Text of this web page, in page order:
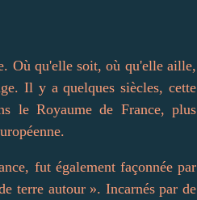
Où qu'elle soit, où qu'elle aille,
Il y a quelques siècles, cette
le Royaume de France, plus
fut également façonnée par
terre autour ». Incarnés par de